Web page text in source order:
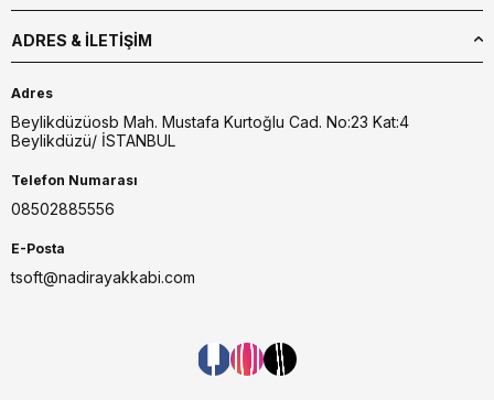
ADRES & İLETIŞIM
Adres
Beylikdüzüosb Mah. Mustafa Kurtoğlu Cad. No:23 Kat:4
Beylikdüzü/ İSTANBUL
Telefon Numarası
08502885556
E-Posta
tsoft@nadirayakkabi.com